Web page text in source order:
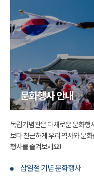
문화행사 안내
독립기념관은 다채로운 문화행
보다 친근하게 우리 역사와 문
행사를 즐겨보세요!
삼일절 기념 문화행사